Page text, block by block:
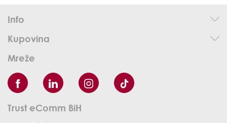
Info
Kupovina
Mreže
Trust eComm BiH